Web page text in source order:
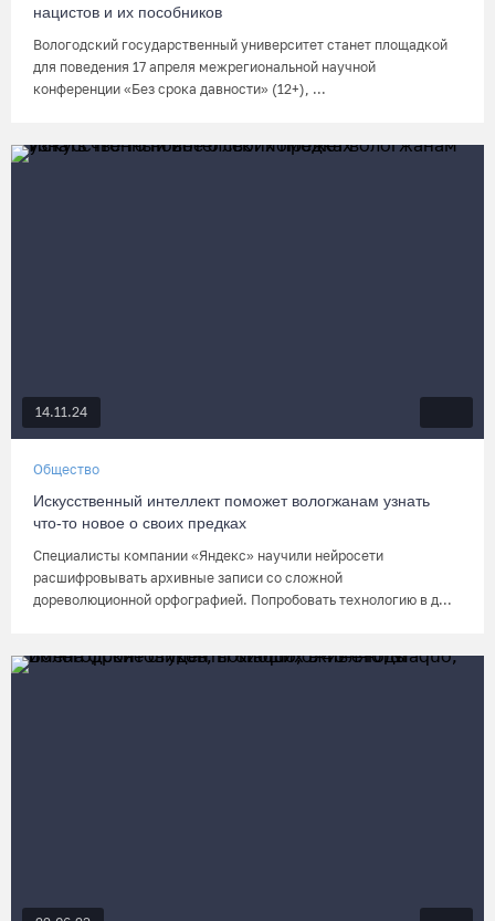
нацистов и их пособников
Вологодский государственный университет станет площадкой
для поведения 17 апреля межрегиональной научной
конференции «Без срока давности» (12+), ...
14.11.24
Общество
Искусственный интеллект поможет вологжанам узнать
что-то новое о своих предках
Специалисты компании «Яндекс» научили нейросети
расшифровывать архивные записи со сложной
дореволюционной орфографией. Попробовать технологию в д...